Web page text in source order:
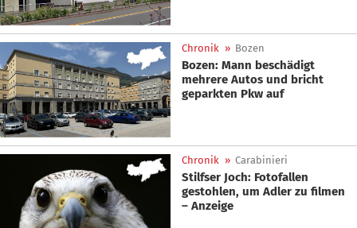
Chronik » Bozen
Bozen: Mann beschädigt
mehrere Autos und bricht
geparkten Pkw auf
Chronik » Carabinieri
Stilfser Joch: Fotofallen
gestohlen, um Adler zu filmen
– Anzeige